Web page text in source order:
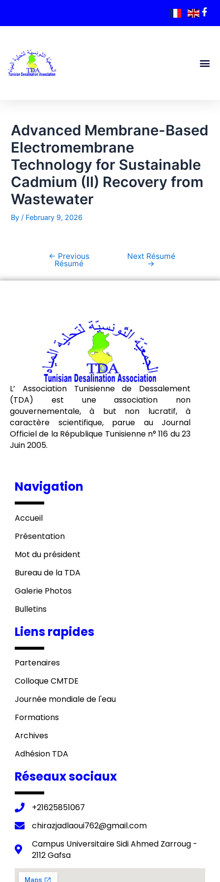
Advanced Membrane-Based
Electromembrane
Technology for Sustainable
Cadmium (II) Recovery from
Wastewater
By/ February 9, 2026
← Previous
Résumé
Next Résumé
→
L’ Association Tunisienne de Dessalement
(TDA) est une association non
gouvernementale, à but non lucratif, à
caractère scientifique, parue au Journal
Officiel de la République Tunisienne n° 116 du 23
Juin 2005.
Navigation
Accueil
Présentation
Mot du président
Bureau de la TDA
Galerie Photos
Bulletins
Liens rapides
Partenaires
Colloque CMTDE
Journée mondiale de l'eau
Formations
Archives
Adhésion TDA
Réseaux sociaux
+21625851067
chirazjadlaoui762@gmail.com
Campus Universitaire Sidi Ahmed Zarroug -
2112 Gafsa